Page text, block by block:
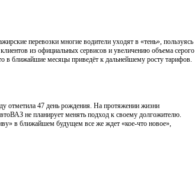
перевозки многие водители уходят в «тень», пользуясь
из официальных сервисов и увеличению объема серого
в ближайшие месяцы приведёт к дальнейшему росту тарифов.
отметила 47 день рождения. На протяжении жизни
не планирует менять подход к своему долгожителю.
в ближайшем будущем все же ждет «кое-что новое»,